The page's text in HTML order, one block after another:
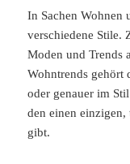
In Sachen Wohnen
verschiedene Stile.
Moden und Trends
Wohntrends gehört
oder genauer im
den einen
gibt.